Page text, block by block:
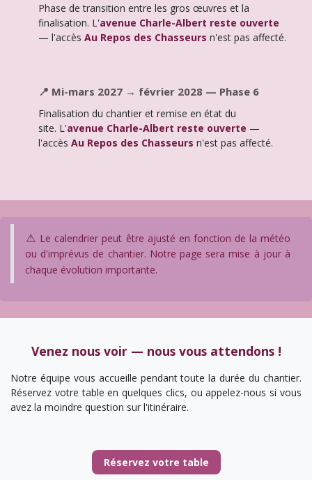
Phase de transition entre les gros œuvres et la
finalisation. L'avenue Charle-Albert reste ouverte
— l'accès Au Repos des Chasseurs n'est pas affecté.
📍 Mi-mars 2027 → février 2028 — Phase 6
Finalisation du chantier et remise en état du
site. L'avenue Charle-Albert reste ouverte —
l'accès Au Repos des Chasseurs n'est pas affecté.
⚠ Le calendrier peut être ajusté en fonction de la météo
ou d'imprévus de chantier. Notre page sera mise à jour à
chaque évolution importante.​
Venez nous voir — nous vous attendons !
Notre équipe vous accueille pendant toute la durée du chantier.
Réservez votre table en quelques clics, ou appelez-nous si vous
avez la moindre question sur l'itinéraire.
Réservez votr​​e table